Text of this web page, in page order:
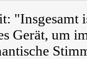
"Insgesamt
Gerät, um